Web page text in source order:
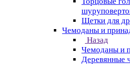
Щетки для
Чемоданы и
Назад
Чемоданы и
Деревянные